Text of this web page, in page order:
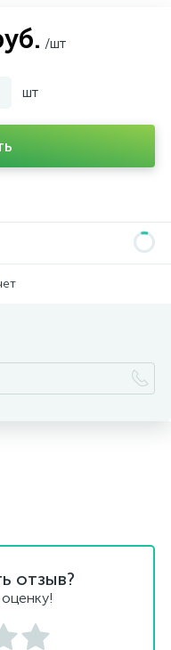
/шт
шт
отзыв?